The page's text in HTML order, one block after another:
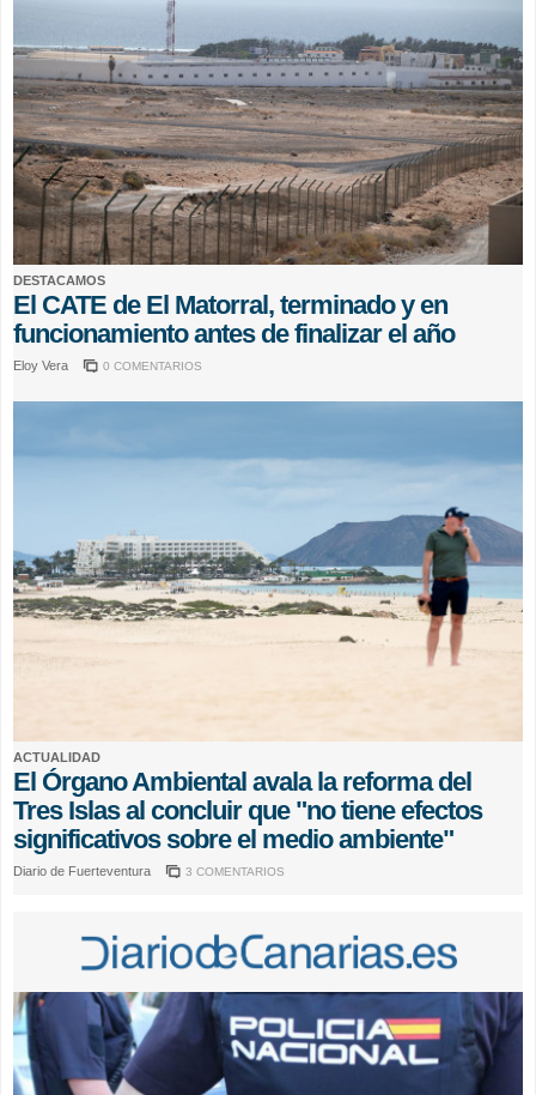
DESTACAMOS
El CATE de El Matorral, terminado y en
funcionamiento antes de finalizar el año
Eloy Vera 0 COMENTARIOS
ACTUALIDAD
El Órgano Ambiental avala la reforma del
Tres Islas al concluir que "no tiene efectos
significativos sobre el medio ambiente"
Diario de Fuerteventura 3 COMENTARIOS